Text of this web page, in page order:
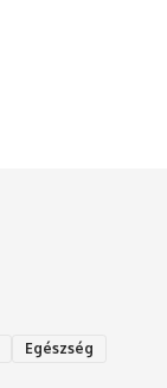
Egészség